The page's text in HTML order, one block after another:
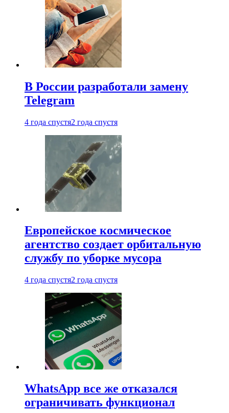
В России разработали замену
Telegram
4 года спустя2 года спустя
Европейское космическое
агентство создает орбитальную
службу по уборке мусора
4 года спустя2 года спустя
WhatsApp все же отказался
ограничивать функционал